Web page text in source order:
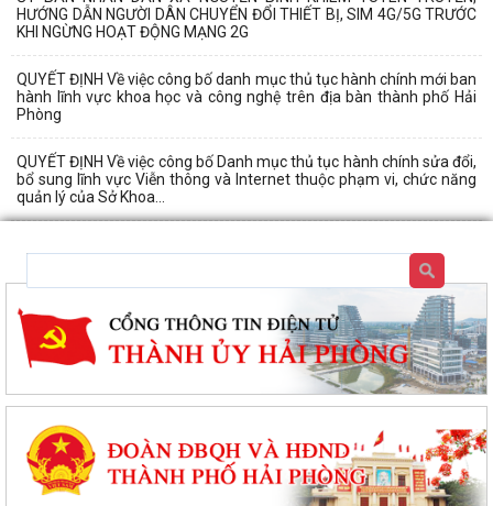
HƯỚNG DẪN NGƯỜI DÂN CHUYỂN ĐỔI THIẾT BỊ, SIM 4G/5G TRƯỚC
KHI NGỪNG HOẠT ĐỘNG MẠNG 2G
QUYẾT ĐỊNH Về việc công bố danh mục thủ tục hành chính mới ban
hành lĩnh vực khoa học và công nghệ trên địa bàn thành phố Hải
Phòng
QUYẾT ĐỊNH Về việc công bố Danh mục thủ tục hành chính sửa đổi,
bổ sung lĩnh vực Viễn thông và Internet thuộc phạm vi, chức năng
quản lý của Sở Khoa...